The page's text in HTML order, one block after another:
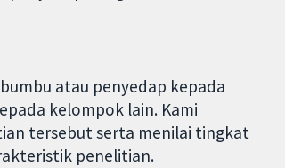
atau penyedap kepada
kelompok lain. Kami
tersebut serta menilai tingkat
penelitian.